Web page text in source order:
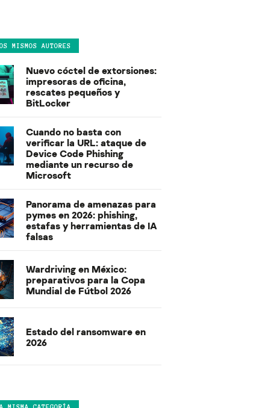
MISMOS AUTORES
Nuevo cóctel de extorsiones:
impresoras de oficina,
rescates pequeños y
BitLocker
Cuando no basta con
verificar la URL: ataque de
Device Code Phishing
mediante un recurso de
Microsoft
Panorama de amenazas para
pymes en 2026: phishing,
estafas y herramientas de IA
falsas
Wardriving en México:
preparativos para la Copa
Mundial de Fútbol 2026
Estado del ransomware en
2026